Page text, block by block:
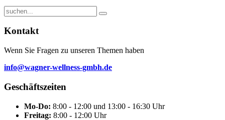
Kontakt
Wenn Sie Fragen zu unseren Themen haben
info@wagner-wellness-gmbh.de
Geschäftszeiten
Mo-Do: 8:00 - 12:00 und 13:00 - 16:30 Uhr
Freitag: 8:00 - 12:00 Uhr